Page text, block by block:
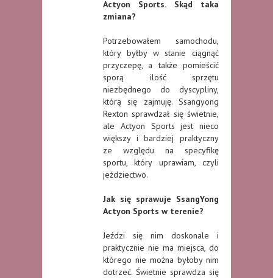
Actyon Sports. Skąd taka
zmiana?
Potrzebowałem samochodu,
który byłby w stanie ciągnąć
przyczepę, a także pomieścić
sporą ilość sprzętu
niezbędnego do dyscypliny,
którą się zajmuję. Ssangyong
Rexton sprawdzał się świetnie,
ale Actyon Sports jest nieco
większy i bardziej praktyczny
ze względu na specyfikę
sportu, który uprawiam, czyli
jeździectwo.
Jak się sprawuje SsangYong
Actyon Sports w terenie?
Jeździ się nim doskonale i
praktycznie nie ma miejsca, do
którego nie można byłoby nim
dotrzeć. Świetnie sprawdza się